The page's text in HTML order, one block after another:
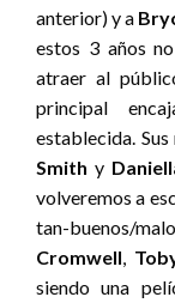
anterior) y a
estos 3 años
atraer al
principal
establecida.
Smith y
volveremos a
tan-buenos/
Cromwell
siendo una